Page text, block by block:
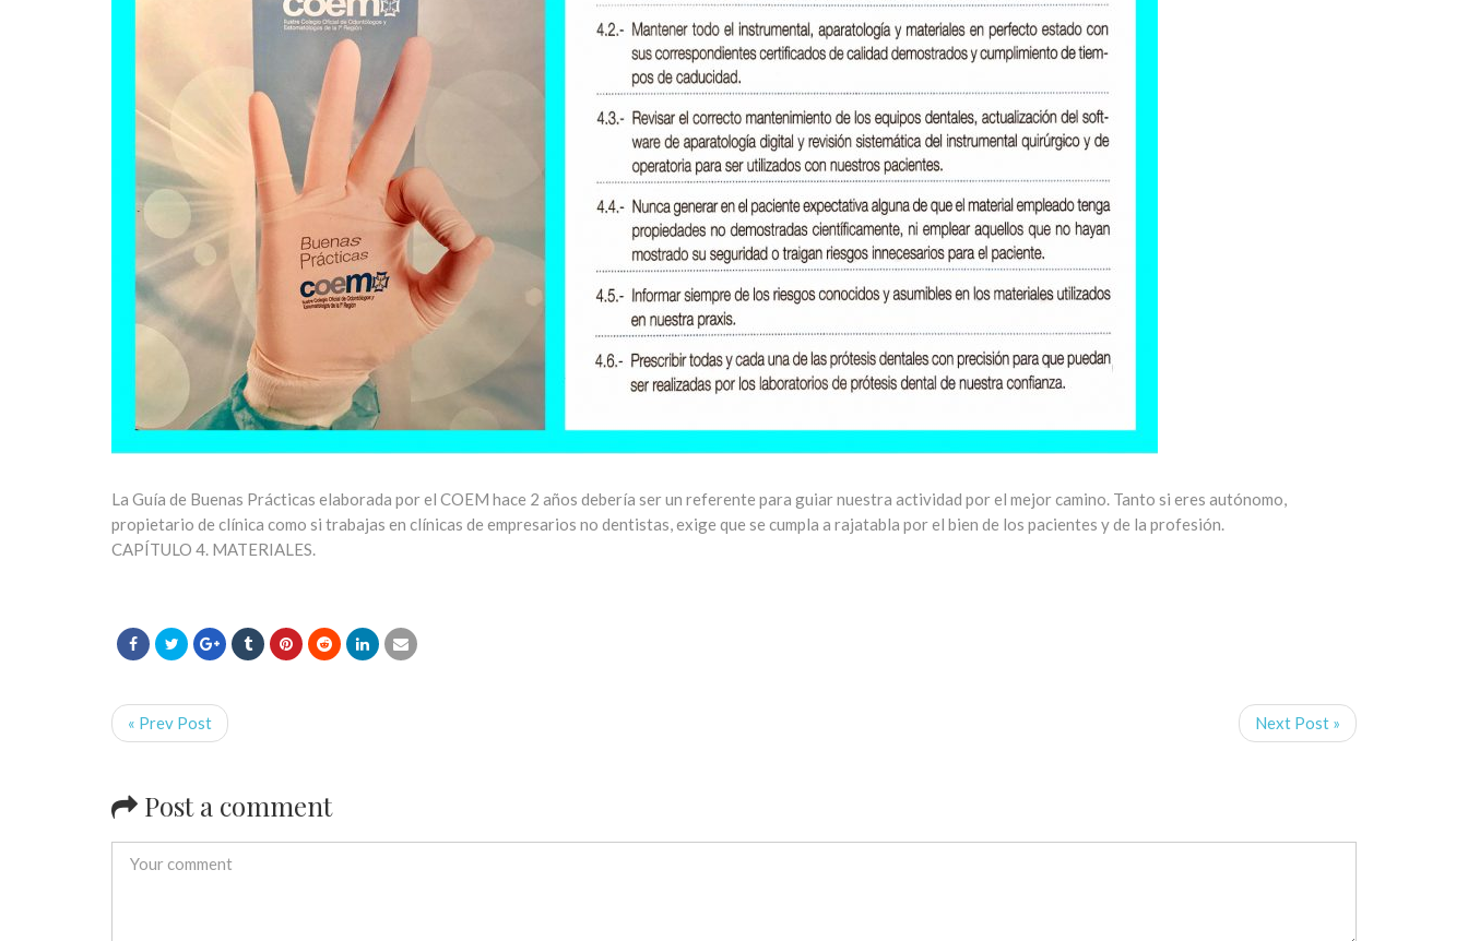
La Guía de Buenas Prácticas elaborada por el COEM hace 2 años debería ser un referente para guiar nuestra actividad por el mejor camino. Tanto si eres autónomo,
propietario de clínica como si trabajas en clínicas de empresarios no dentistas, exige que se cumpla a rajatabla por el bien de los pacientes y de la profesión.
CAPÍTULO 4. MATERIALES.
« Prev Post Next Post »
Post a comment